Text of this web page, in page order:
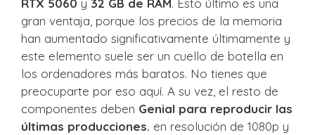
RTX 5060 y 32 GB de RAM. Esto último es una
gran ventaja, porque los precios de la memoria
han aumentado significativamente últimamente y
este elemento suele ser un cuello de botella en
los ordenadores más baratos. No tienes que
preocuparte por eso aquí. A su vez, el resto de
componentes deben Genial para reproducir las
últimas producciones. en resolución de 1080p y